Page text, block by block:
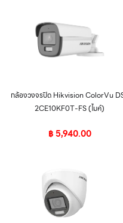
กล้องวงจรปิด Hikvision ColorVu
2CE10KF0T-FS (ไมค์)
฿5,940.00